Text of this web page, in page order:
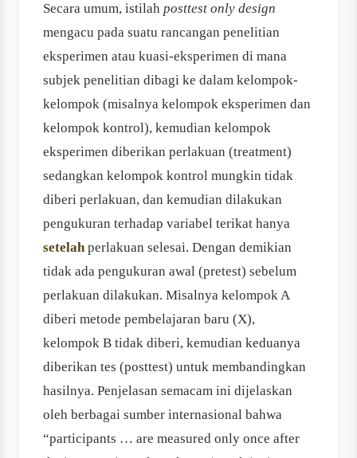
Secara umum, istilah posttest only design
mengacu pada suatu rancangan penelitian
eksperimen atau kuasi-eksperimen di mana
subjek penelitian dibagi ke dalam kelompok-
kelompok (misalnya kelompok eksperimen dan
kelompok kontrol), kemudian kelompok
eksperimen diberikan perlakuan (treatment)
sedangkan kelompok kontrol mungkin tidak
diberi perlakuan, dan kemudian dilakukan
pengukuran terhadap variabel terikat hanya
setelahperlakuan selesai. Dengan demikian
tidak ada pengukuran awal (pretest) sebelum
perlakuan dilakukan. Misalnya kelompok A
diberi metode pembelajaran baru (X),
kelompok B tidak diberi, kemudian keduanya
diberikan tes (posttest) untuk membandingkan
hasilnya. Penjelasan semacam ini dijelaskan
oleh berbagai sumber internasional bahwa
“participants … are measured only once after